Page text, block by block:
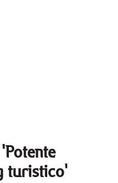
turistico'